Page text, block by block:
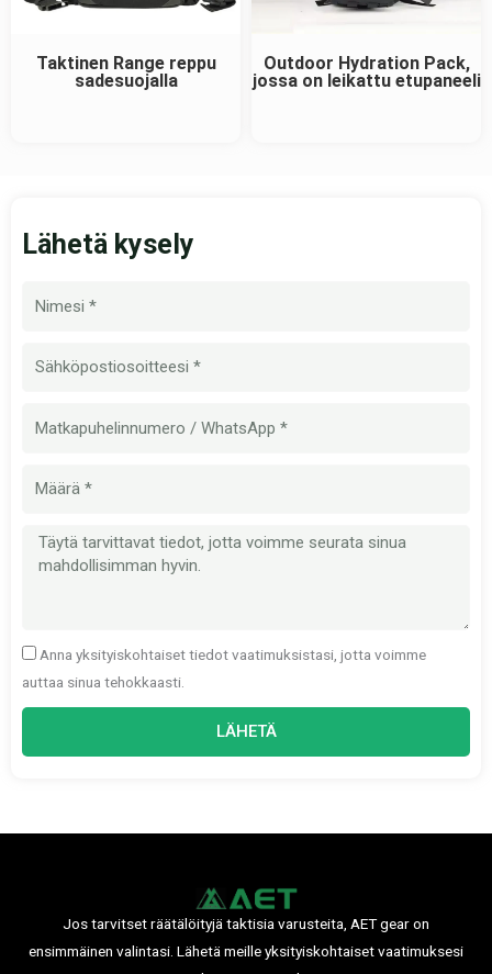
Taktinen Range reppu
sadesuojalla
Outdoor Hydration Pack,
jossa on leikattu etupaneeli
Lähetä kysely
Viesti
Anna yksityiskohtaiset tiedot vaatimuksistasi, jotta voimme
auttaa sinua tehokkaasti.
LÄHETÄ
Jos tarvitset räätälöityjä taktisia varusteita, AET gear on
ensimmäinen valintasi. Lähetä meille yksityiskohtaiset vaatimuksesi